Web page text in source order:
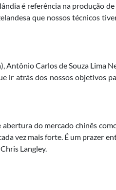
é referência na produção
que nossos técnicos
Carlos de Souza Lima
atrás dos nossos objetivos
do mercado chinês
vez mais forte. É um prazer
Langley.